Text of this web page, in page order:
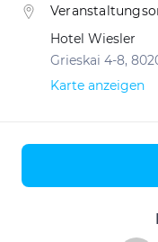
Hotel Wiesler
Grieskai 4-8,
Karte anzeigen